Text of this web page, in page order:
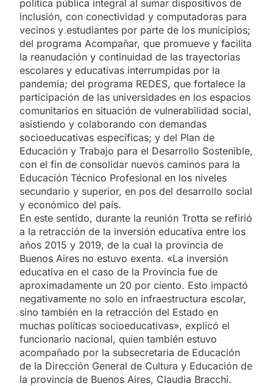
política pública integral al sumar dispositivos de
inclusión, con conectividad y computadoras para
vecinos y estudiantes por parte de los municipios;
del programa Acompañar, que promueve y facilita
la reanudación y continuidad de las trayectorias
escolares y educativas interrumpidas por la
pandemia; del programa REDES, que fortalece la
participación de las universidades en los espacios
comunitarios en situación de vulnerabilidad social,
asistiendo y colaborando con demandas
socioeducativas específicas; y del Plan de
Educación y Trabajo para el Desarrollo Sostenible,
con el fin de consolidar nuevos caminos para la
Educación Técnico Profesional en los niveles
secundario y superior, en pos del desarrollo social
y económico del país.
En este sentido, durante la reunión Trotta se refirió
a la retracción de la inversión educativa entre los
años 2015 y 2019, de la cual la provincia de
Buenos Aires no estuvo exenta. «La inversión
educativa en el caso de la Provincia fue de
aproximadamente un 20 por ciento. Esto impactó
negativamente no solo en infraestructura escolar,
sino también en la retracción del Estado en
muchas políticas socioeducativas», explicó el
funcionario nacional, quien también estuvo
acompañado por la subsecretaria de Educación
de la Dirección General de Cultura y Educación de
la provincia de Buenos Aires, Claudia Bracchi.